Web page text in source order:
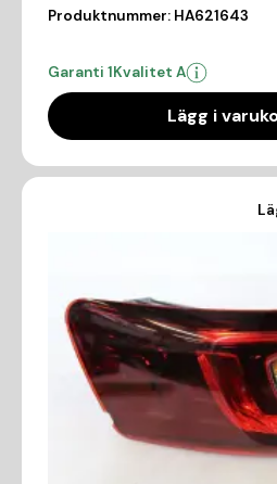
Produktnummer: HA621643
Garanti 1Kvalitet A
Lägg i